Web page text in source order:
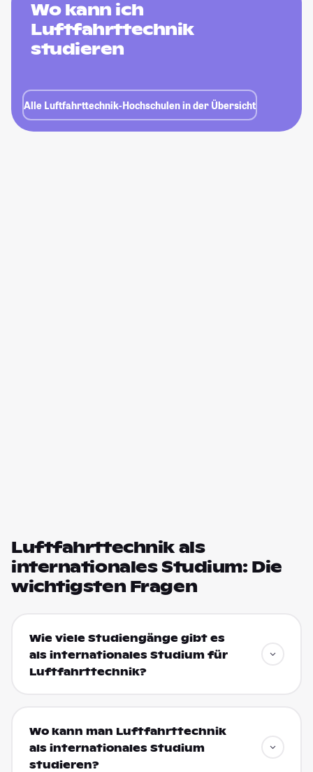
Wo kann ich
Luftfahrttechnik
studieren
Alle Luftfahrttechnik-Hochschulen in der Übersicht
Luftfahrttechnik als
internationales Studium: Die
wichtigsten Fragen
Wie viele Studiengänge gibt es
als internationales Studium für
Luftfahrttechnik?
Wo kann man Luftfahrttechnik
als internationales Studium
studieren?